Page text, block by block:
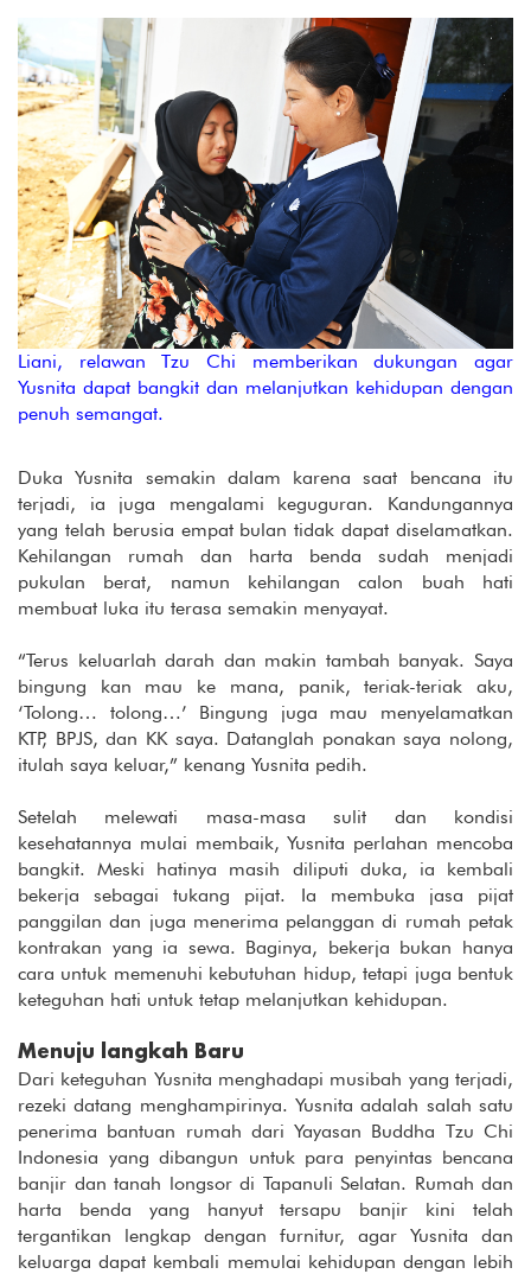
Liani, relawan Tzu Chi memberikan dukungan agar
Yusnita dapat bangkit dan melanjutkan kehidupan dengan
penuh semangat.
Duka Yusnita semakin dalam karena saat bencana itu
terjadi, ia juga mengalami keguguran. Kandungannya
yang telah berusia empat bulan tidak dapat diselamatkan.
Kehilangan rumah dan harta benda sudah menjadi
pukulan berat, namun kehilangan calon buah hati
membuat luka itu terasa semakin menyayat.
“Terus keluarlah darah dan makin tambah banyak. Saya
bingung kan mau ke mana, panik, teriak-teriak aku,
‘Tolong… tolong…’ Bingung juga mau menyelamatkan
KTP, BPJS, dan KK saya. Datanglah ponakan saya nolong,
itulah saya keluar,” kenang Yusnita pedih.
Setelah melewati masa-masa sulit dan kondisi
kesehatannya mulai membaik, Yusnita perlahan mencoba
bangkit. Meski hatinya masih diliputi duka, ia kembali
bekerja sebagai tukang pijat. Ia membuka jasa pijat
panggilan dan juga menerima pelanggan di rumah petak
kontrakan yang ia sewa. Baginya, bekerja bukan hanya
cara untuk memenuhi kebutuhan hidup, tetapi juga bentuk
keteguhan hati untuk tetap melanjutkan kehidupan.
Menuju langkah Baru
Dari keteguhan Yusnita menghadapi musibah yang terjadi,
rezeki datang menghampirinya. Yusnita adalah salah satu
penerima bantuan rumah dari Yayasan Buddha Tzu Chi
Indonesia yang dibangun untuk para penyintas bencana
banjir dan tanah longsor di Tapanuli Selatan. Rumah dan
harta benda yang hanyut tersapu banjir kini telah
tergantikan lengkap dengan furnitur, agar Yusnita dan
keluarga dapat kembali memulai kehidupan dengan lebih